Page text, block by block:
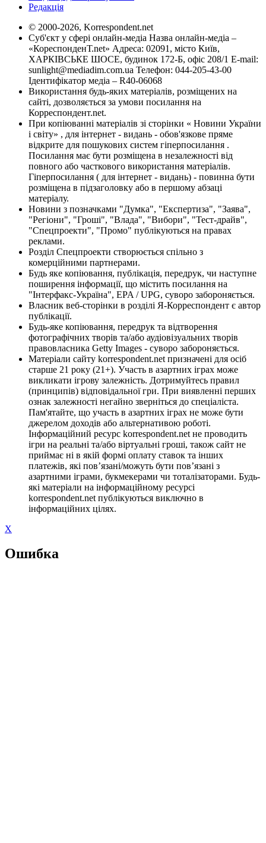
Редакція
© 2000-2026, Korrespondent.net
Суб'єкт у сфері онлайн-медіа Назва онлайн-медіа –
«КореспонденТ.net» Адреса: 02091, місто Київ,
ХАРКІВСЬКЕ ШОСЕ, будинок 172-Б, офіс 208/1 E-mail:
sunlight@mediadim.com.ua Телефон: 044-205-43-00
Ідентифікатор медіа – R40-06068
Використання будь-яких матеріалів, розміщених на
сайті, дозволяється за умови посилання на
Корреспондент.net.
При копіюванні матеріалів зі сторінки « Новини України
і світу» , для інтернет - видань - обов'язкове пряме
відкрите для пошукових систем гіперпосилання .
Посилання має бути розміщена в незалежності від
повного або часткового використання матеріалів.
Гіперпосилання ( для інтернет - видань) - повинна бути
розміщена в підзаголовку або в першому абзаці
матеріалу.
Новини з позначками "Думка", "Експертиза", "Заява",
"Регіони", "Гроші", "Влада", "Вибори", "Тест-драйв",
"Спецпроекти", "Промо" публікуються на правах
реклами.
Розділ Спецпроекти створюється спільно з
комерційними партнерами.
Будь яке копіювання, публікація, передрук, чи наступне
поширення інформації, що містить посилання на
"Інтерфакс-Україна", EPA / UPG, суворо забороняється.
Власник веб-сторінки в розділі Я-Корреспондент є автор
публікації.
Будь-яке копіювання, передрук та відтворення
фотографічних творів та/або аудіовізуальних творів
правовласника Getty Images - суворо забороняється.
Матеріали сайту korrespondent.net призначені для осіб
старше 21 року (21+). Участь в азартних іграх може
викликати ігрову залежність. Дотримуйтесь правил
(принципів) відповідальної гри. При виявленні перших
ознак залежності негайно зверніться до спеціаліста.
Пам'ятайте, що участь в азартних іграх не може бути
джерелом доходів або альтернативою роботі.
Інформаційний ресурс korrespondent.net не проводить
ігри на реальні та/або віртуальні гроші, також сайт не
приймає ні в якій формі оплату ставок та інших
платежів, які пов’язані/можуть бути пов’язані з
азартними іграми, букмекерами чи тоталізаторами. Будь-
які матеріали на інформаційному ресурсі
korrespondent.net публікуються виключно в
інформаційних цілях.
X
Ошибка